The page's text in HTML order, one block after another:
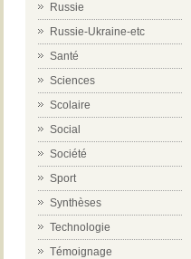
Russie
Russie-Ukraine-etc
Santé
Sciences
Scolaire
Social
Société
Sport
Synthèses
Technologie
Témoignage